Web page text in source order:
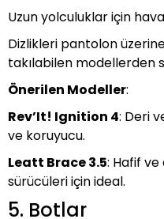
Uzun yolculuklar için
Dizlikleri pantolon
takılabilen modellerden
Önerilen Modeller:
Rev’It! Ignition 4: Deri
ve koruyucu.
Leatt Brace 3.5: Hafif
sürücüleri için ideal.
5. Botlar